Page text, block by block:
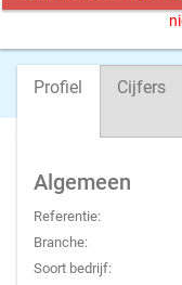
Profiel Cijfers
Algemeen
Referentie:
Branche:
Soort bedrijf: